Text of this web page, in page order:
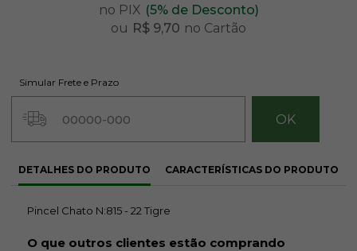
no PIX (5% de Desconto)
ou R$ 9,70 no Cartão
Simular Frete e Prazo
DETALHES DO PRODUTO CARACTERÍSTICAS DO PRODUTO
Pincel Chato N:815 - 22 Tigre
O que outros clientes estão comprando